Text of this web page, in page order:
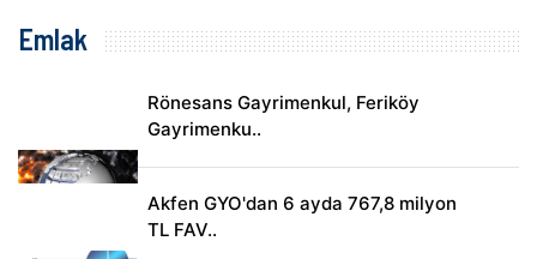
Emlak
Rönesans Gayrimenkul, Feriköy
Gayrimenku..
Akfen GYO'dan 6 ayda 767,8 milyon
TL FAV..